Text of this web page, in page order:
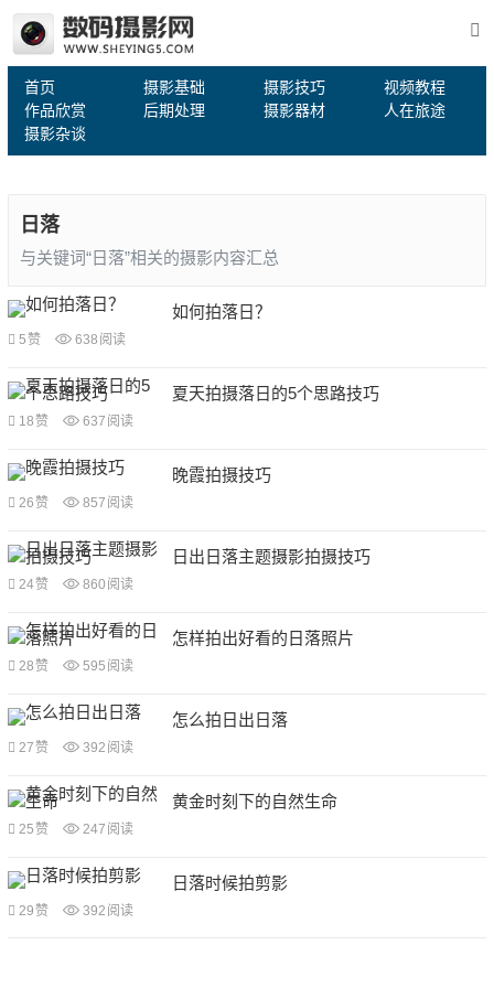
首页 摄影基础 摄影技巧
视频教程
作品欣赏
后期处理 摄影器材
人在旅途
摄影杂谈
日落
与关键词“日落”相关的摄影内容汇总
如何拍落日？
5 赞 638 阅读
夏天拍摄落日的5个思路技巧
18 赞 637 阅读
晚霞拍摄技巧
26 赞 857 阅读
日出日落主题摄影拍摄技巧
24赞 860 阅读
怎样拍出好看的日落照片
28 赞 595 阅读
怎么拍日出日落
27 赞 392 阅读
黄金时刻下的自然生命
25 赞 247 阅读
日落时候拍剪影
29 赞 392 阅读